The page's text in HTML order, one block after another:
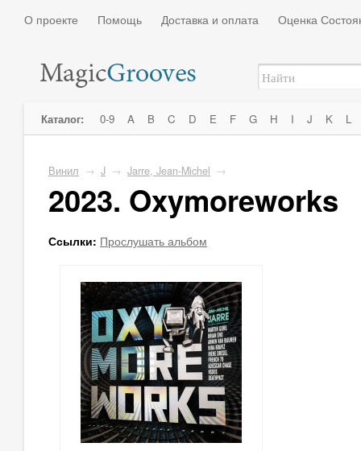
О проекте Помощь Доставка и оплата Оценка
Каталог: 0-9 A B C D E F G H I J K L
Винил → J → Jarre, Jean-Michel →
2023. Oxymoreworks
Ссылки: Прослушать альбом